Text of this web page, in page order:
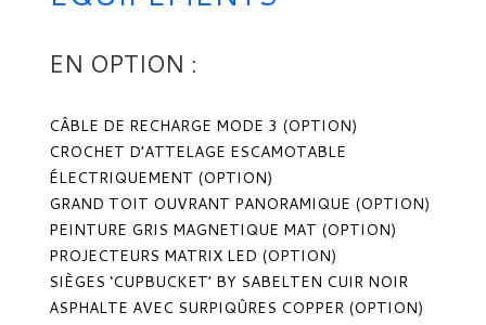
EN OPTION :
CÂBLE DE RECHARGE MODE 3 (OPTION)
CROCHET D’ATTELAGE ESCAMOTABLE
ÉLECTRIQUEMENT (OPTION)
GRAND TOIT OUVRANT PANORAMIQUE (OPTION)
PEINTURE GRIS MAGNETIQUE MAT (OPTION)
PROJECTEURS MATRIX LED (OPTION)
SIÈGES ‘CUPBUCKET’ BY SABELTEN CUIR NOIR
ASPHALTE AVEC SURPIQÛRES COPPER (OPTION)